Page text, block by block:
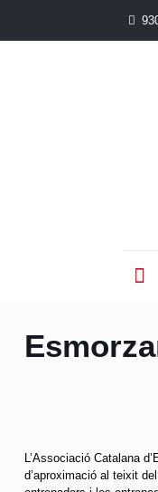
L’Associació Catalana
d’aproximació al teixit